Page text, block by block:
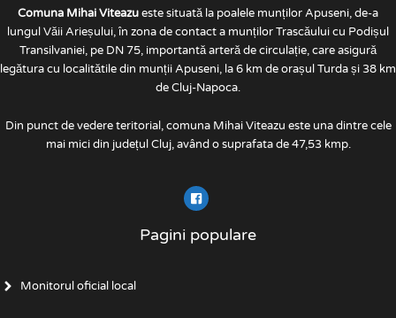
Comuna Mihai Viteazueste situată la poalele munților Apuseni, de-a
lungul Văii Arieșului, în zona de contact a munților Trascăului cu Podișul
Transilvaniei, pe DN 75, importantă arteră de circulație, care asigură
legătura cu localitătile din munții Apuseni, la 6 km de orașul Turda și 38 km
de Cluj-Napoca.
Din punct de vedere teritorial, comuna Mihai Viteazu este una dintre cele
mai mici din județul Cluj, având o suprafata de 47,53 kmp.
Pagini populare
Monitorul oficial local